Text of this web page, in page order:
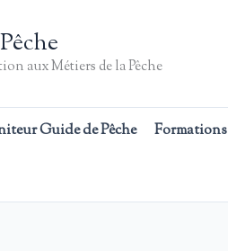
aux Métiers de la Pêche
Guide de Pêche Formations